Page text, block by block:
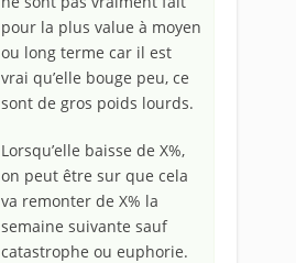
pour la plus value à moyen
ou long terme car il est
vrai qu’elle bouge peu, ce
sont de gros poids lourds.
Lorsqu’elle baisse de X%,
on peut être sur que cela
va remonter de X% la
semaine suivante sauf
catastrophe ou euphorie.